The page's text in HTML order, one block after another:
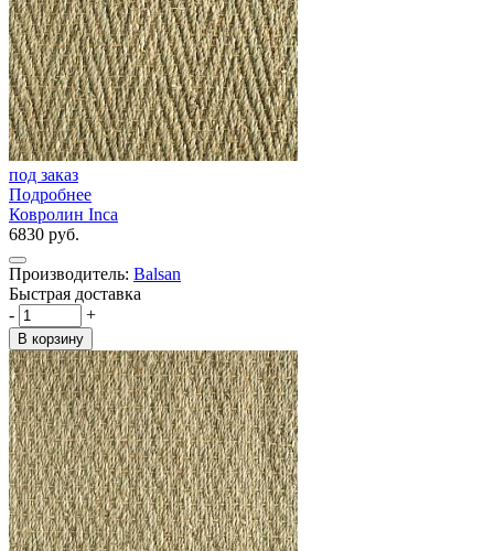
под заказ
Подробнее
Ковролин Inca
6830 руб.
Производитель: Balsan
Быстрая доставка
-
+
В корзину